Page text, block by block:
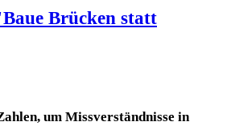
Brücken statt
um Missverständnisse in